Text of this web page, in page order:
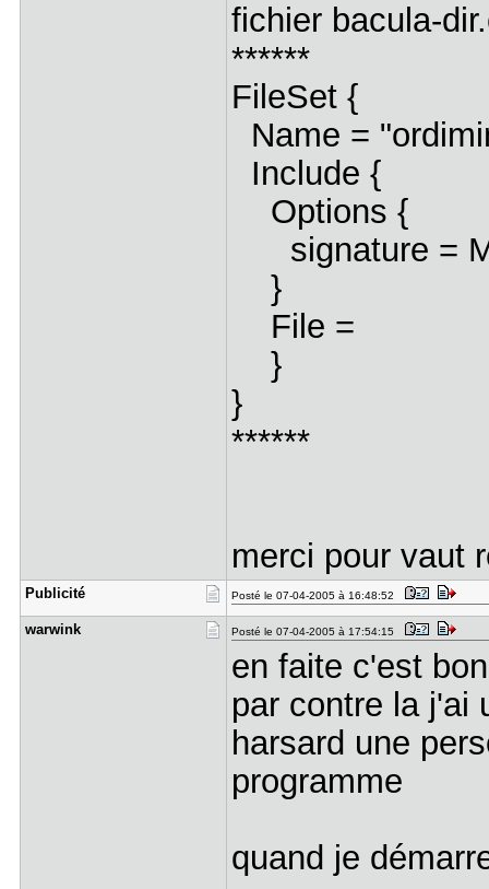
fichier bacula-
******
FileSet {
Name =
Include {
Options {
signature =
}
File =
}
}
******
merci pour vaut
Publicité Posté le 07-04-2005 à 16:48:52
warwink Posté le 07-04-2005 à 17:54:15
en faite c'est
par contre la j'ai
harsard une
programme
quand je